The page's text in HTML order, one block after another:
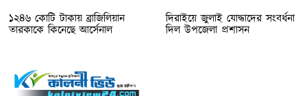
১২৪৬ কোটি টাকায় ব্রাজিলিয়ান
তারকাকে কিনেছে আর্সেনাল
দিরাইয়ে জুলাই যোদ্ধাদের সংবর্ধনা
দিল উপজেলা প্রশাসন